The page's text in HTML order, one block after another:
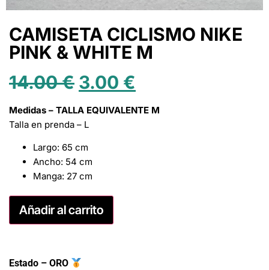
CAMISETA CICLISMO NIKE
PINK & WHITE M
14.00€ 3.00 €
Medidas – TALLA EQUIVALENTE M
Talla en prenda – L
Largo: 65 cm
Ancho: 54 cm
Manga: 27 cm
Añadir al carrito
Estado – ORO